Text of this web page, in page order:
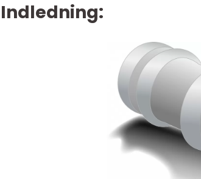
Indledning: